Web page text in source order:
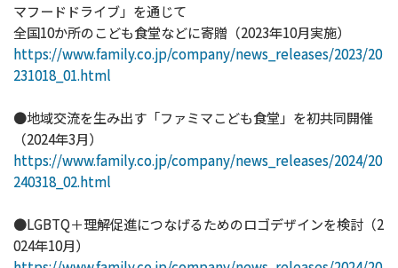
マフードドライブ」を通じて
全国10か所のこども食堂などに寄贈（2023年10月実施）
https://www.family.co.jp/company/news_releases/2023/20
231018_01.html
●地域交流を生み出す「ファミマこども食堂」を初共同開催
（2024年3月）
https://www.family.co.jp/company/news_releases/2024/20
240318_02.html
●LGBTQ＋理解促進につなげるためのロゴデザインを検討（2
024年10月）